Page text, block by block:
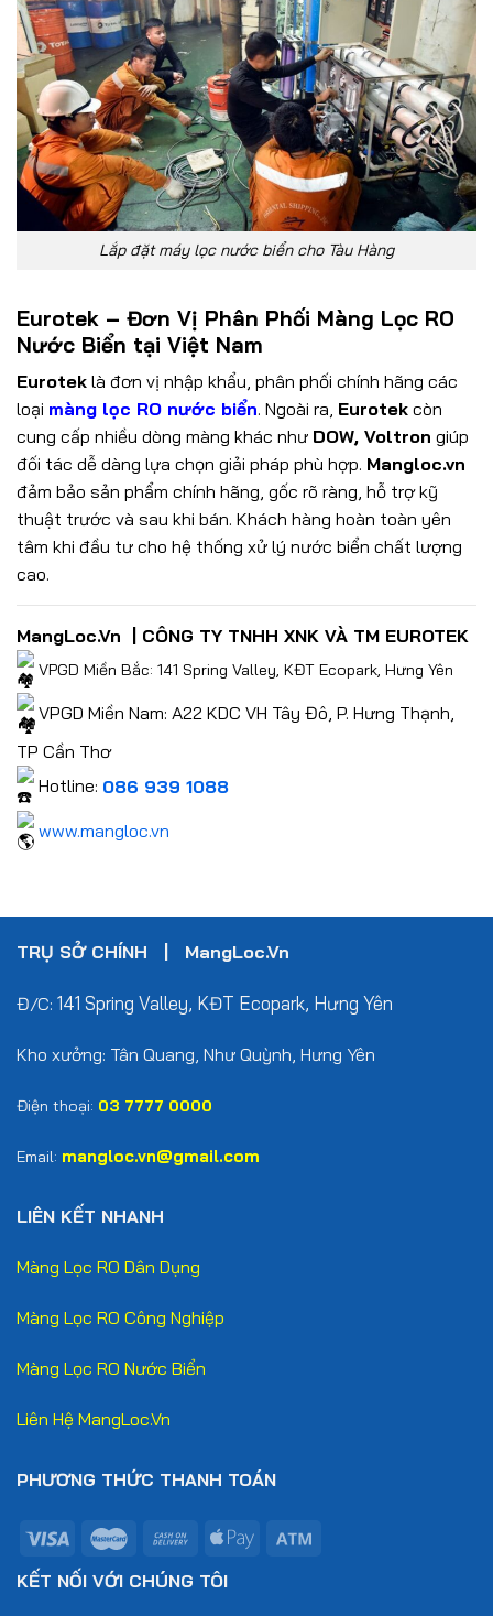
Lắp đặt máy lọc nước biển cho Tàu Hàng
Eurotek – Đơn Vị Phân Phối Màng Lọc RO
Nước Biển tại Việt Nam
Eurotek là đơn vị nhập khẩu, phân phối chính hãng các
loại màng lọc RO nước biển. Ngoài ra, Eurotek còn
cung cấp nhiều dòng màng khác như DOW, Voltron giúp
đối tác dễ dàng lựa chọn giải pháp phù hợp. Mangloc.vn
đảm bảo sản phẩm chính hãng, gốc rõ ràng, hỗ trợ kỹ
thuật trước và sau khi bán. Khách hàng hoàn toàn yên
tâm khi đầu tư cho hệ thống xử lý nước biển chất lượng
cao.
MangLoc.Vn | CÔNG TY TNHH XNK VÀ TM EUROTEK
VPGD Miền Bắc: 141 Spring Valley, KĐT Ecopark, Hưng Yên
VPGD Miền Nam: A22 KDC VH Tây Đô, P. Hưng Thạnh,
TP Cần Thơ
Hotline: 086 939 1088
www.mangloc.vn
TRỤ SỞ CHÍNH | MangLoc.Vn
Đ/C: 141 Spring Valley, KĐT Ecopark, Hưng Yên
Kho xưởng: Tân Quang, Như Quỳnh, Hưng Yên
Điện thoại: 03 7777 0000
Email: mangloc.vn@gmail.com
LIÊN KẾT NHANH
Màng Lọc RO Dân Dụng
Màng Lọc RO Công Nghiệp
Màng Lọc RO Nước Biển
Liên Hệ MangLoc.Vn
PHƯƠNG THỨC THANH TOÁN
KẾT NỐI VỚI CHÚNG TÔI